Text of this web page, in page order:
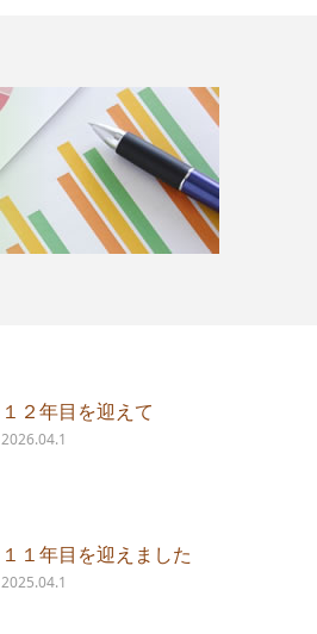
１２年目を迎えて
2026.04.1
１１年目を迎えました
2025.04.1